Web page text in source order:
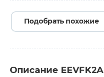
Подобрать похожие
Описание